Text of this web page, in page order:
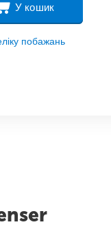
У кошик
побажань